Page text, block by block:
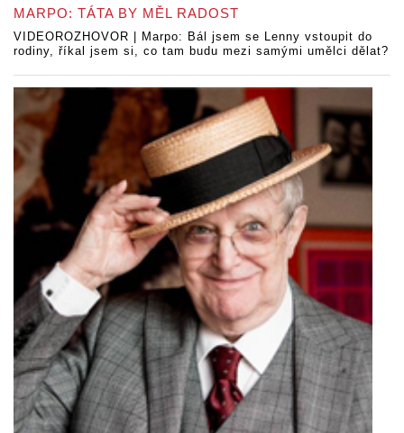
MARPO: TÁTA BY MĚL RADOST
VIDEOROZHOVOR | Marpo: Bál jsem se Lenny vstoupit do
rodiny, říkal jsem si, co tam budu mezi samými umělci dělat?